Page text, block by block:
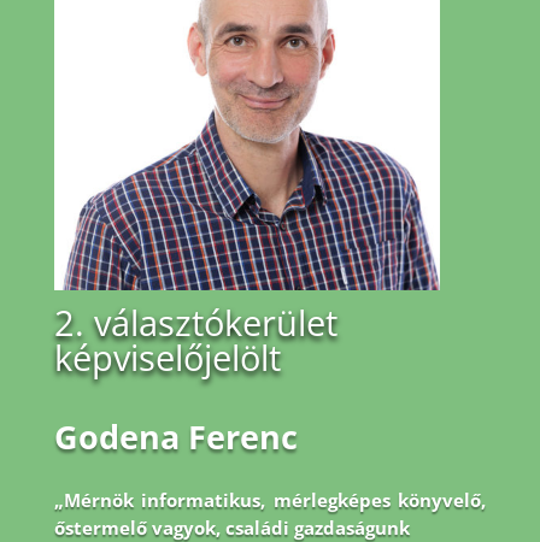
2. választókerület
képviselőjelölt
Godena Ferenc
„Mérnök informatikus, mérlegképes könyvelő,
őstermelő vagyok, családi gazdaságunk